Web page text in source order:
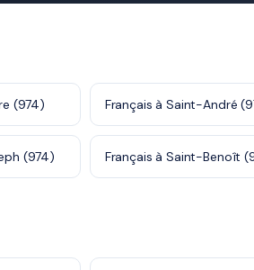
(974) Français à Saint-André
(974) Français à Saint-Benoît